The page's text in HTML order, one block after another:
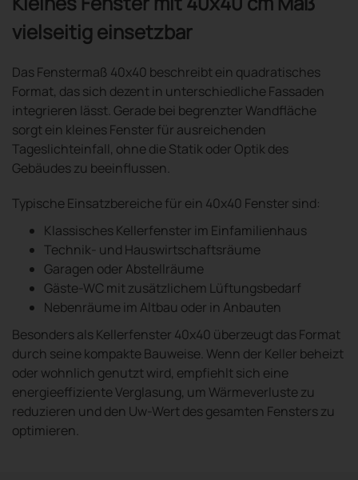
vielseitig einsetzbar
Das Fenstermaß 40x40 beschreibt ein quadratisches
Format, das sich dezent in unterschiedliche Fassaden
integrieren lässt. Gerade bei begrenzter Wandfläche
sorgt ein kleines Fenster für ausreichenden
Tageslichteinfall, ohne die Statik oder Optik des
Gebäudes zu beeinflussen.
Typische Einsatzbereiche für ein 40x40 Fenster sind:
Klassisches Kellerfenster im Einfamilienhaus
Technik- und Hauswirtschaftsräume
Garagen oder Abstellräume
Gäste-WC mit zusätzlichem Lüftungsbedarf
Nebenräume im Altbau oder in Anbauten
Besonders als Kellerfenster 40x40 überzeugt das Format
durch seine kompakte Bauweise. Wenn der Keller beheizt
oder wohnlich genutzt wird, empfiehlt sich eine
energieeffiziente Verglasung, um Wärmeverluste zu
reduzieren und den Uw-Wert des gesamten Fensters zu
optimieren.